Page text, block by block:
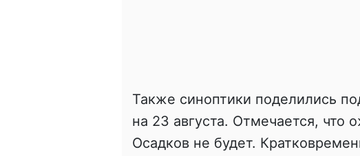
Также синоптики поделились
на 23 августа. Отмечается, что
Осадков не будет.